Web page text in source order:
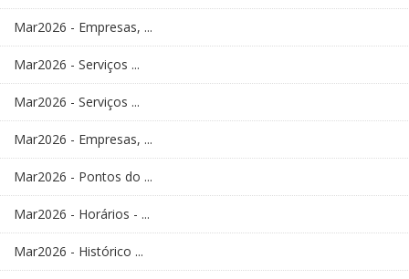
Mar2026 - Empresas, ...
Mar2026 - Serviços ...
Mar2026 - Serviços ...
Mar2026 - Empresas, ...
Mar2026 - Pontos do ...
Mar2026 - Horários - ...
Mar2026 - Histórico ...